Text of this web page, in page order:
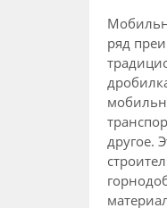
ряд
другое.